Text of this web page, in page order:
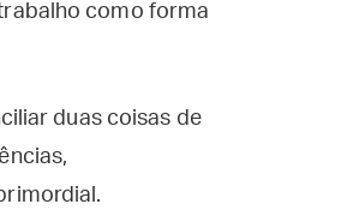
como forma
duas coisas de